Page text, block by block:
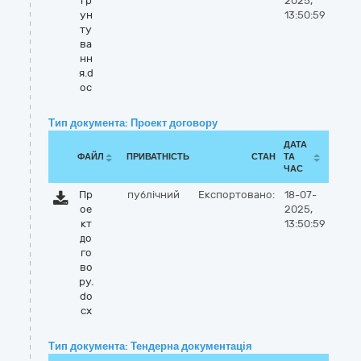
ун
ту
ва
нн
я.d
oc
13:50:59
Тип документа: Проект договору
ФАЙЛ ПРИВАТНІСТЬ СТАН
ДАТА
ТА
ЧАС
Пр
ое
кт
до
го
во
ру.
do
cx
публічний Експортовано:
18-07-
2025,
13:50:59
Тип документа: Тендерна документація